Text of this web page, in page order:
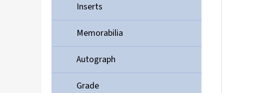
Inserts
Memorabilia
Autograph
Grade
ULTIMATE GUARD MAGNETIC CARD CASE 35PT